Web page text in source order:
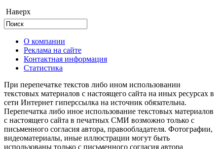
Наверх
О компании
Реклама на сайте
Контактная информация
Статистика
При перепечатке текстов либо ином использовании
текстовых материалов с настоящего сайта на иных ресурсах в
сети Интернет гиперссылка на источник обязательна.
Перепечатка либо иное использование текстовых материалов
с настоящего сайта в печатных СМИ возможно только с
письменного согласия автора, правообладателя. Фотографии,
видеоматериалы, иные иллюстрации могут быть
использованы только с письменного согласия автора